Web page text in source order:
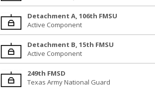
Detachment A, 106th FMSU
Active Component
Detachment B, 15th FMSU
Active Component
249th FMSD
Texas Army National Guard